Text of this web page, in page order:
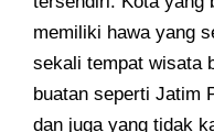
memiliki hawa yang
sekali tempat wisata
buatan seperti Jatim
dan juga yang tidak